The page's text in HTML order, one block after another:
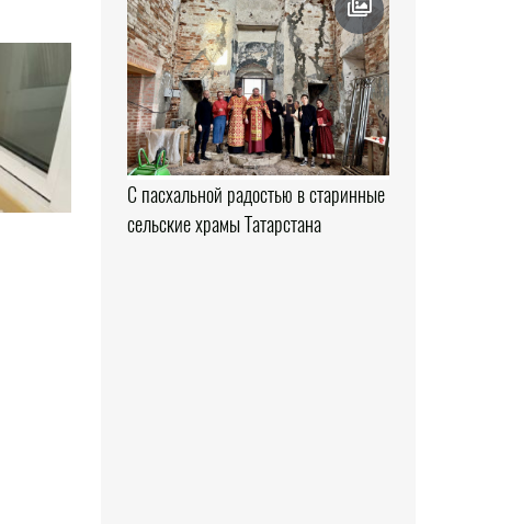
С пасхальной радостью в старинные
сельские храмы Татарстана